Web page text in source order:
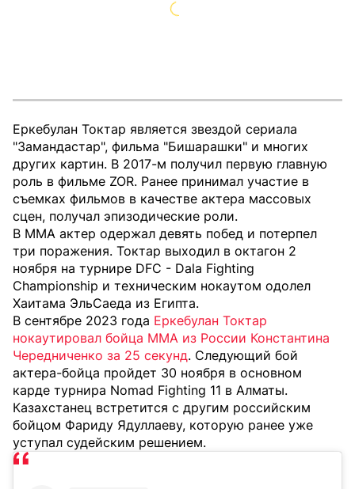
Еркебулан Токтар является звездой сериала
"Замандастар", фильма "Бишарашки" и многих
других картин. В 2017-м получил первую главную
роль в фильме ZOR. Ранее принимал участие в
съемках фильмов в качестве актера массовых
сцен, получал эпизодические роли.
В ММА актер одержал девять побед и потерпел
три поражения. Токтар выходил в октагон 2
ноября на турнире DFC - Dala Fighting
Championship и техническим нокаутом одолел
Хаитама ЭльСаеда из Египта.
В сентябре 2023 года Еркебулан Токтар
нокаутировал бойца MMA из России Константина
Чередниченко за 25 секунд. Следующий бой
актера-бойца пройдет 30 ноября в основном
карде турнира Nomad Fighting 11 в Алматы.
Казахстанец встретится с другим российским
бойцом Фариду Ядуллаеву, которую ранее уже
уступал судейским решением.